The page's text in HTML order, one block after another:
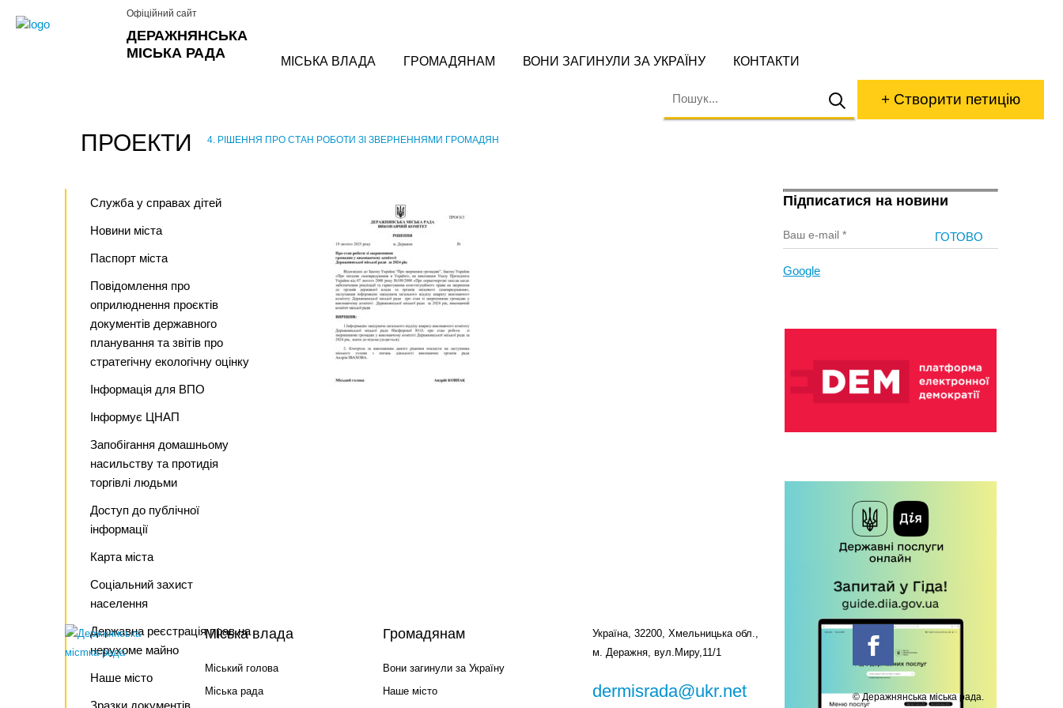
ДЕРАЖНЯНСЬКА
МІСЬКА РАДА
Офіційний сайт
МІСЬКА ВЛАДА ГРОМАДЯНАМ ВОНИ ЗАГИНУЛИ ЗА УКРАЇНУ КОНТАКТИ
+ Створити петицію
ПРОЕКТИ 4. РІШЕННЯ ПРО СТАН РОБОТИ ЗІ ЗВЕРНЕННЯМИ ГРОМАДЯН
Служба у справах дітей
Новини міста
Паспорт міста
Повідомлення про
оприлюднення проєктів
документів державного
планування та звітів про
стратегічну екологічну оцінку
Інформація для ВПО
Інформує ЦНАП
Запобігання домашньому
насильству та протидія
торгівлі людьми
Доступ до публічної
інформації
Карта міста
Соціальний захист
населення
Державна реєстрація прав на
нерухоме майно
Наше місто
Зразки документів
Підписатися на новини
Google
Міська влада
Міський голова
Міська рада
Громадянам
Вони загинули за Україну
Наше місто
Україна, 32200, Хмельницька обл.,
м. Деражня, вул.Миру,11/1
dermisrada@ukr.net
© Деражнянська міська рада.